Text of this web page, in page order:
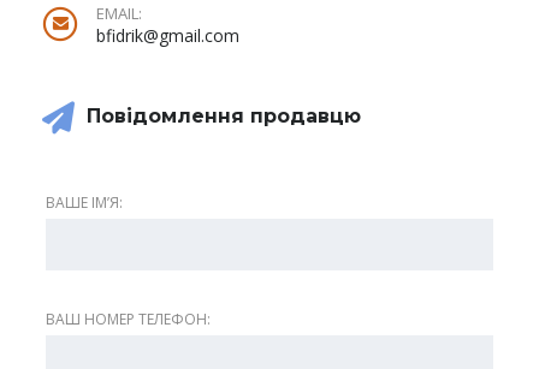
EMAIL:
bfidrik@gmail.com
Повідомлення продавцю
ВАШЕ ІМʼЯ:
ВАШ НОМЕР ТЕЛЕФОН: